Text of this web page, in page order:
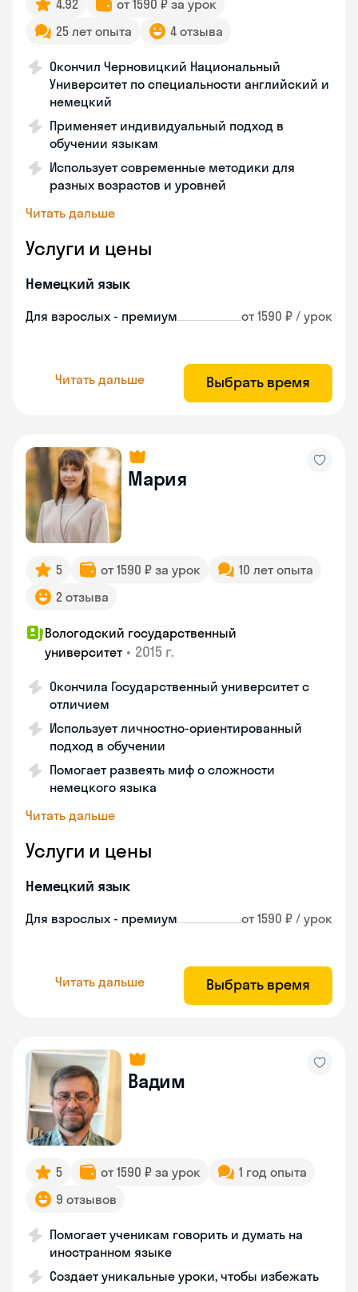
4.92
от 1590 ₽ за урок
25 лет опыта
4 отзыва
Окончил Черновицкий Национальный
Университет по специальности английский и
немецкий
Применяет индивидуальный подход в
обучении языкам
Использует современные методики для
разных возрастов и уровней
Читать дальше
Услуги и цены
Немецкий язык
Для взрослых - премиум от 1590 ₽ / урок
Читать дальше Выбрать время
Мария
5 от 1590 ₽ за урок
10 лет опыта
2 отзыва
Вологодский государственный
университет • 2015 г.
Окончила Государственный университет с
отличием
Использует личностно-ориентированный
подход в обучении
Помогает развеять миф о сложности
немецкого языка
Читать дальше
Услуги и цены
Немецкий язык
Для взрослых - премиум от 1590 ₽ / урок
Читать дальше Выбрать время
Вадим
5 от 1590 ₽ за урок
1 год опыта
9 отзывов
Помогает ученикам говорить и думать на
иностранном языке
Создает уникальные уроки, чтобы избежать